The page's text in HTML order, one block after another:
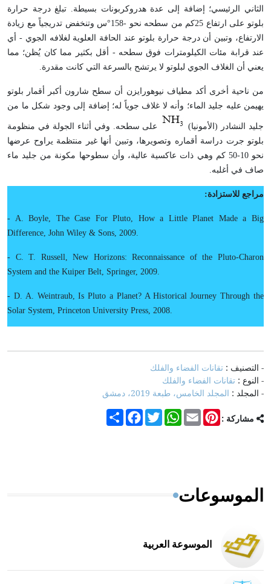
الثاني الرئيسي؛ إضافة إلى عدة هدروكربونات بسيطة. تبلغ درجة حرارة
بلوتو على ارتفاع 25كم من سطحه نحو -158°س وتنخفض تدريجياً مع زيادة
الارتفاع، وتبين أن درجة حرارة بلوتو عند الحافة العلوية لغلافه الجوي - أي
عند قرابة مئات الكيلومترات فوق سطحه - أقل بكثير مما كان يُظن؛ مما
يعني أن الغلاف الجوي لبلوتو لا يرتشح بالسرعة التي كانت مقدرة.
من ناحية أخرى أكد مطياف نيوهورايزن أن سطح شارون أكبر أقمار بلوتو
يهيمن عليه جليد الماء؛ وأنه لا غلاف جوياً له؛ إضافة إلى وجود شكل ما من
جليد النشادر (الأمونيا)
على سطحه. وفي أثناء الجولة في منظومة
بلوتو جرت دراسة أقماره وتصويرها، وتبين أنها غير منتظمة يراوح عرضها
نحو 10-50 كم وهي ذات عاكسية عالية، وأن سطوحها مكونة من جليد ماء
صاف في أغلبه.
مراجع للاستزادة:
- A. Boyle, The Case For Pluto, How a Little Planet Made a Big
Difference, John Wiley & Sons, 2009.
- C. T. Russell, New Horizons: Reconnaissance of the Pluto-Charon
System and the Kuiper Belt, Springer, 2009.
- D. A. Weintraub, Is Pluto a Planet? A Historical Journey Through the
Solar System, Princeton University Press, 2008.
- التصنيف : تقانات الفضاء والفلك
- النوع : تقانات الفضاء والفلك
- المجلد : المجلد الخامس، طبعة 2019، دمشق
مشاركة : Share
FacebookTwitter
WhatsAppEmail
Pinterest
الموسوعات
الموسوعة العربية